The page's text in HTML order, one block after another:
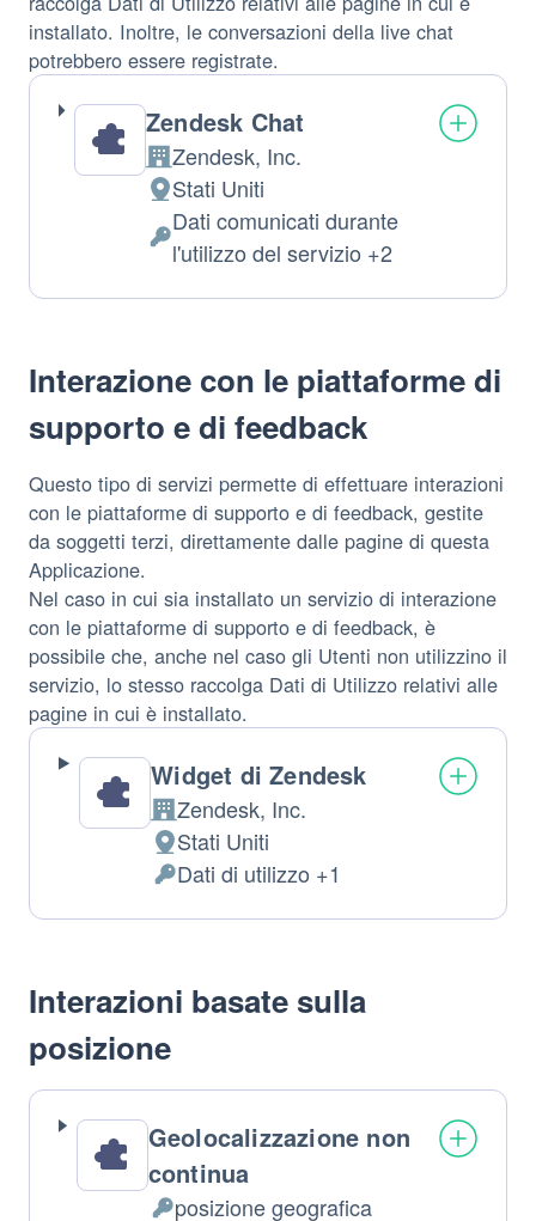
installato. Inoltre, le conversazioni della live chat
potrebbero essere registrate.
Zendesk Chat
Azienda:
Zendesk, Inc.
Luogo
del
trattamento:
Stati Uniti
Dati
Dati comunicati durante
l'utilizzo del servizio +2
Interazione con le piattaforme di
supporto e di feedback
Questo tipo di servizi permette di effettuare interazioni
con le piattaforme di supporto e di feedback, gestite
da soggetti terzi, direttamente dalle pagine di questa
Applicazione.
Nel caso in cui sia installato un servizio di interazione
con le piattaforme di supporto e di feedback, è
possibile che, anche nel caso gli Utenti non utilizzino il
servizio, lo stesso raccolga Dati di Utilizzo relativi alle
pagine in cui è installato.
Widget di Zendesk
Azienda:
Zendesk, Inc.
Luogo
del
trattamento:
Stati Uniti
Dati
Personali
Dati di utilizzo +1
Interazioni basate sulla
posizione
Geolocalizzazione non
continua
posizione geografica